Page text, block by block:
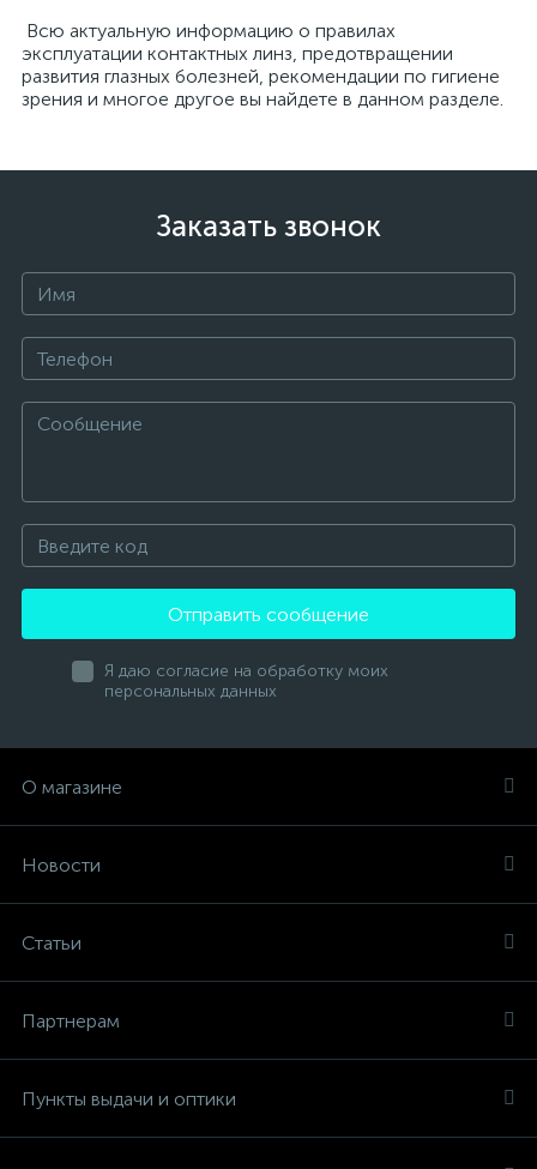
Всю актуальную информацию о правилах
эксплуатации контактных линз, предотвращении
развития глазных болезней, рекомендации по гигиене
зрения и многое другое вы найдете в данном разделе.
Заказать звонок
Отправить сообщение
Я даю согласие на обработку моих
персональных данных
О магазине
Новости
Статьи
Партнерам
Пункты выдачи и оптики